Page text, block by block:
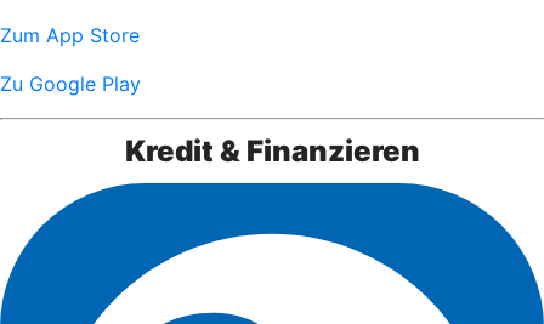
Zum App Store
Zu Google Play
Kredit & Finanzieren